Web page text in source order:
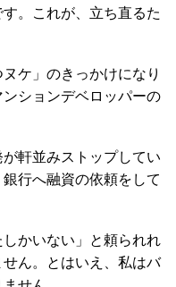
。これが、立ち直るた
ケ」のきっかけになり
ションデベロッパーの
軒並みストップしてい
行へ融資の依頼をして
かいない」と頼られれ
ん。とはいえ、私はバ